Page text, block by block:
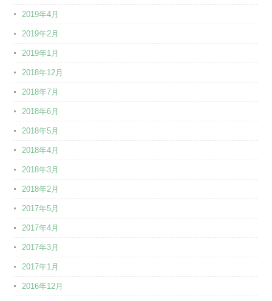
2019年4月
2019年2月
2019年1月
2018年12月
2018年7月
2018年6月
2018年5月
2018年4月
2018年3月
2018年2月
2017年5月
2017年4月
2017年3月
2017年1月
2016年12月